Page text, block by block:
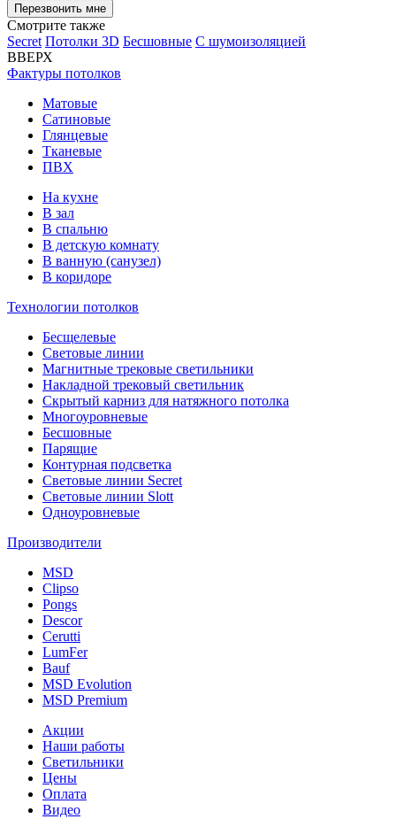
Перезвонить мне
Смотрите также
Secret Потолки 3D Бесшовные С шумоизоляцией
ВВЕРХ
Фактуры потолков
Матовые
Сатиновые
Глянцевые
Тканевые
ПВХ
На кухне
В зал
В спальню
В детскую комнату
В ванную (санузел)
В коридоре
Технологии потолков
Бесщелевые
Световые линии
Магнитные трековые светильники
Накладной трековый светильник
Скрытый карниз для натяжного потолка
Многоуровневые
Бесшовные
Парящие
Контурная подсветка
Световые линии Secret
Световые линии Slott
Одноуровневые
Производители
MSD
Clipso
Pongs
Descor
Cerutti
LumFer
Bauf
MSD Evolution
MSD Premium
Акции
Наши работы
Светильники
Цены
Оплата
Видео